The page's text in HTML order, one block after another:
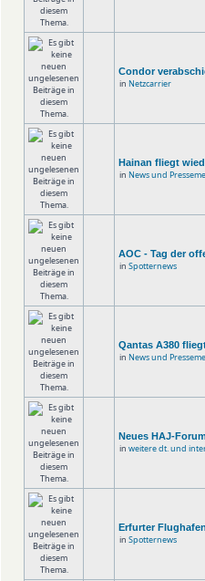
Condor
in Netzcarrier
Hainan fliegt
in News und
AOC - Tag der
in Spotternews
Qantas A380
in News und
Neues HAJ-Forum
in weitere dt. und
Erfurter
in Spotternews